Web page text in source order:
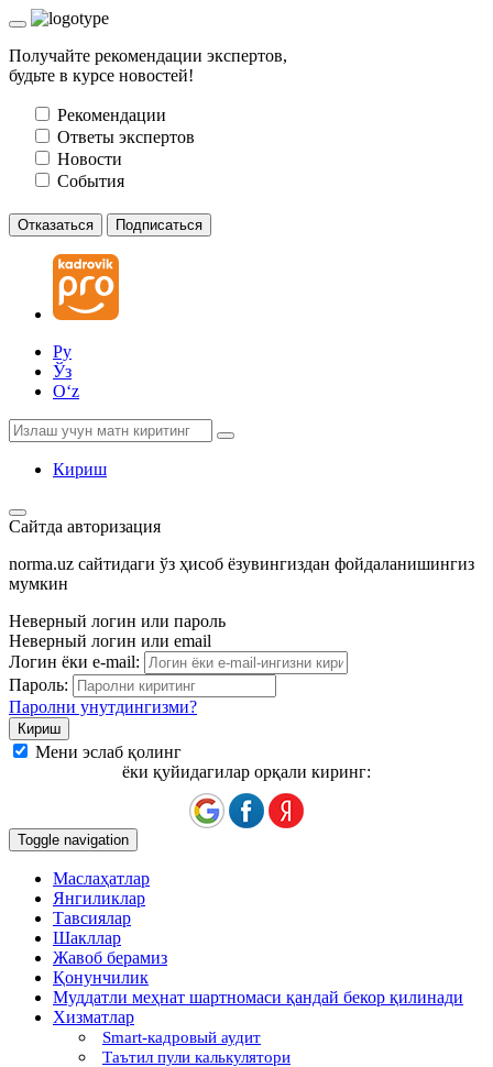
Получайте рекомендации экспертов,
будьте в курсе новостей!
Рекомендации
Ответы экспертов
Новости
События
Отказаться Подписаться
Ру
Ўз
Oʻz
Кириш
Сайтда авторизация
norma.uz сайтидаги ўз ҳисоб ёзувингиздан фойдаланишингиз
мумкин
Неверный логин или пароль
Неверный логин или email
Логин ёки e-mail:
Пароль:
Паролни унутдингизми?
Мени эслаб қолинг
ёки қуйидагилар орқали киринг:
Toggle navigation
Маслаҳатлар
Янгиликлар
Тавсиялар
Шакллар
Жавоб берамиз
Қонунчилик
Муддатли меҳнат шартномаси қандай бекор қилинади
Хизматлар
Smart-кадровый аудит
Таътил пули калькулятори